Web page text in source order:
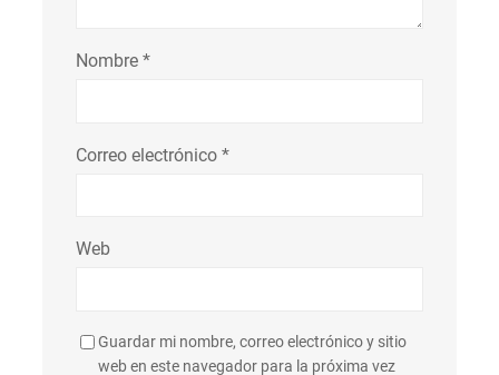
Nombre *
Correo electrónico *
Web
Guardar mi nombre, correo electrónico y sitio
web en este navegador para la próxima vez